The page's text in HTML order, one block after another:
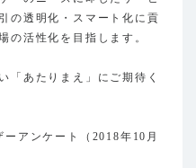
の透明化・スマート化に貢
の活性化を目指します。
「あたりまえ」にご期待く
アンケート（2018年10月